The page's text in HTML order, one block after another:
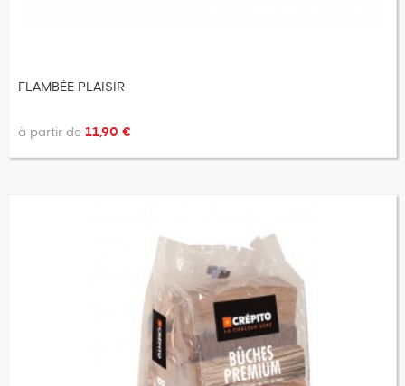
FLAMBÉE PLAISIR
à partir de 11,90 €